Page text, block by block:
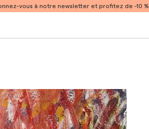
vous à notre newsletter et profitez de -10